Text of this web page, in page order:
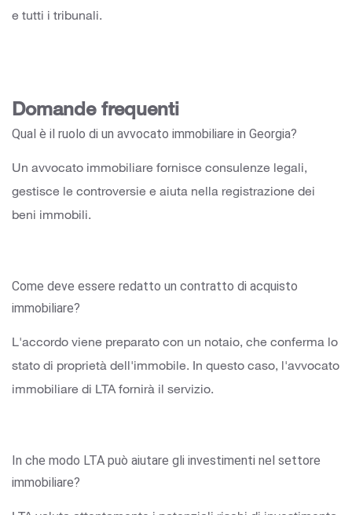
e tutti i tribunali.
Domande frequenti
Qual è il ruolo di un avvocato immobiliare in Georgia?
Un avvocato immobiliare fornisce consulenze legali,
gestisce le controversie e aiuta nella registrazione dei
beni immobili.
Come deve essere redatto un contratto di acquisto
immobiliare?
L'accordo viene preparato con un notaio, che conferma lo
stato di proprietà dell'immobile. In questo caso, l'avvocato
immobiliare di LTA fornirà il servizio.
In che modo LTA può aiutare gli investimenti nel settore
immobiliare?